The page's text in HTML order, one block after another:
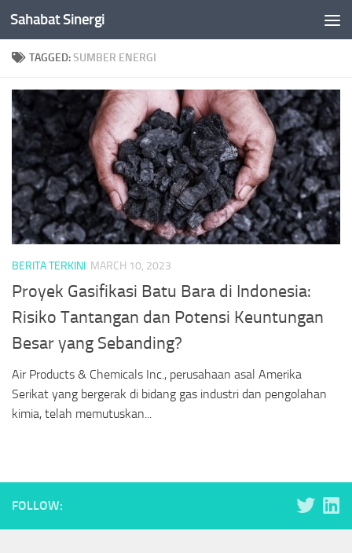
Skip to content
Sahabat Sinergi
TAGGED:SUMBER ENERGI
BERITA TERKINI MARCH 10, 2023
Proyek Gasifikasi Batu Bara di Indonesia:
Risiko Tantangan dan Potensi Keuntungan
Besar yang Sebanding?
Air Products & Chemicals Inc., perusahaan asal Amerika
Serikat yang bergerak di bidang gas industri dan pengolahan
kimia, telah memutuskan...
FOLLOW: